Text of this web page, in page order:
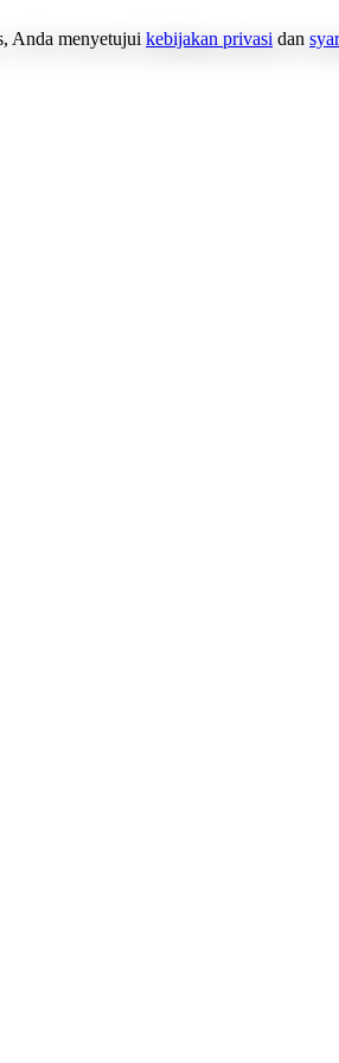
Anda menyetujui kebijakan privasi dan